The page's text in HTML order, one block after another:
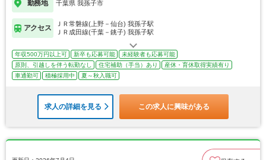
勤務地 千葉県 我孫子市
アクセス
ＪＲ常磐線(上野－仙台) 我孫子駅
ＪＲ成田線(千葉－銚子) 我孫子駅
年収500万円以上可 新卒も応募可能
未経験者も応募可能
原則、引越しを伴う転勤なし
住宅補助（手当）あり
産休・育休取得実績有り
車通勤可
積極採用中 夏～秋入職可
求人の詳細を見る この求人に興味がある